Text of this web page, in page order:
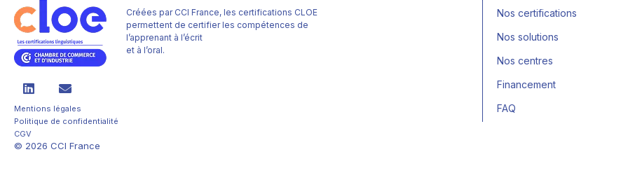
Créées par CCI France, les certifications CLOE
permettent de certifier les compétences de
l’apprenant à l’écrit
et à l’oral.
Mentions légales
Politique de confidentialité
CGV
© 2026 CCI France
Nos certifications
Nos solutions
Nos centres
Financement
FAQ